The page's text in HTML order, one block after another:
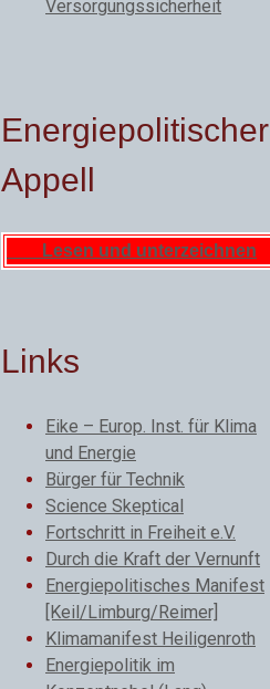
Versorgungssicherheit
Energiepolitischer
Appell
Lesen und unterzeichnen
Links
Eike – Europ. Inst. für Klima
und Energie
Bürger für Technik
Science Skeptical
Fortschritt in Freiheit e.V.
Durch die Kraft der Vernunft
Energiepolitisches Manifest
[Keil/Limburg/Reimer]
Klimamanifest Heiligenroth
Energiepolitik im